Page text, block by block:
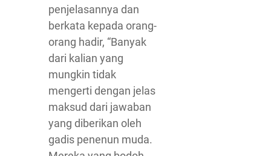
penjelasannya dan
berkata kepada orang-
orang hadir, “Banyak
dari kalian yang
mungkin tidak
mengerti dengan jelas
maksud dari jawaban
yang diberikan oleh
gadis penenun muda.